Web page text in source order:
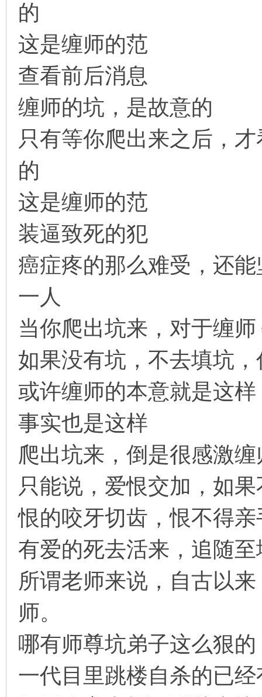
的
这是缠师的范
查看前后消息
缠师的坑，是故意的
只有等你爬出来之后，
的
这是缠师的范
装逼致死的犯
癌症疼的那么难受，还
一人
当你爬出坑来，对于缠
如果没有坑，不去填坑
或许缠师的本意就是这样
事实也是这样
爬出坑来，倒是很感激
只能说，爱恨交加，如
恨的咬牙切齿，恨不得
有爱的死去活来，追随至
所谓老师来说，自古以
师。
哪有师尊坑弟子这么狠的
一代目里跳楼自杀的已